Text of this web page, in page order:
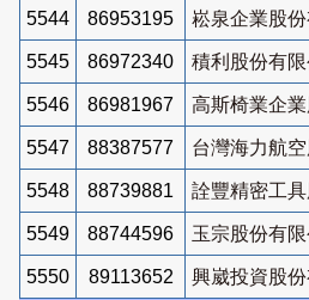
5544 86953195 崧泉企業股份
5545 86972340 積利股份有限
5546 86981967 高斯椅業企
5547 88387577 台灣海力航
5548 88739881 詮豐精密工
5549 88744596 玉宗股份有限
5550 89113652
興崴投資股份